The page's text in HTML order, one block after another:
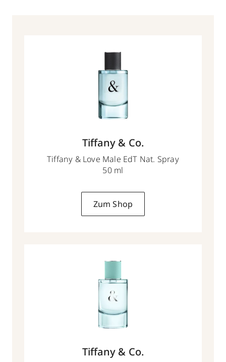
Tiffany & Co.
Tiffany & Love Male EdT Nat. Spray
50 ml
Zum Shop
Tiffany & Co.